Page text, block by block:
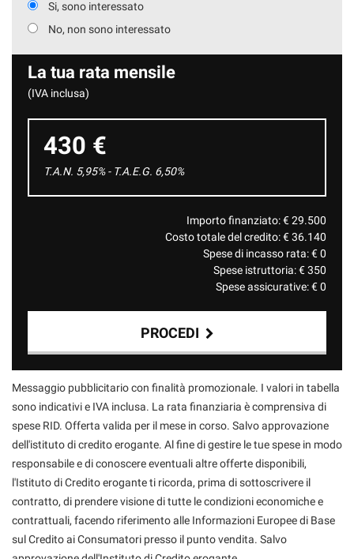
Si, sono interessato
No, non sono interessato
La tua rata mensile
(IVA inclusa)
430 €
T.A.N. 5,95% - T.A.E.G. 6,50%
Importo finanziato: €29.500
Costo totale del credito: €36.140
Spese di incasso rata: €0
Spese istruttoria: €350
Spese assicurative: €0
PROCEDI
Contattaci
Messaggio pubblicitario con finalità promozionale. I valori in tabella
sono indicativi e IVA inclusa. La rata finanziaria è comprensiva di
spese RID. Offerta valida per il mese in corso. Salvo approvazione
dell'istituto di credito erogante. Al fine di gestire le tue spese in modo
responsabile e di conoscere eventuali altre offerte disponibili,
l'Istituto di Credito erogante ti ricorda, prima di sottoscrivere il
contratto, di prendere visione di tutte le condizioni economiche e
contrattuali, facendo riferimento alle Informazioni Europee di Base
sul Credito ai Consumatori presso il punto vendita. Salvo